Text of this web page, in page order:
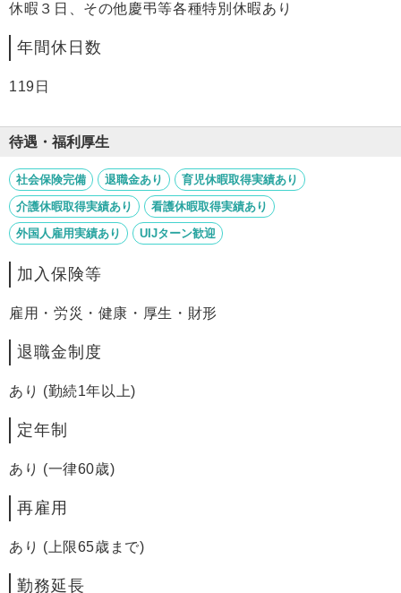
休暇３日、その他慶弔等各種特別休暇あり
年間休日数
119日
待遇・福利厚生
社会保険完備 退職金あり
育児休暇取得実績あり
介護休暇取得実績あり
看護休暇取得実績あり
外国人雇用実績あり
UIJターン歓迎
加入保険等
雇用・労災・健康・厚生・財形
退職金制度
あり (勤続1年以上)
定年制
あり (一律60歳)
再雇用
あり (上限65歳まで)
勤務延長